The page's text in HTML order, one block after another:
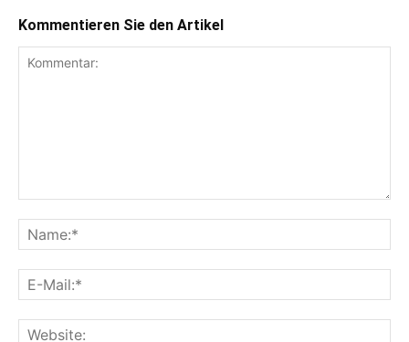
Kommentieren Sie den Artikel